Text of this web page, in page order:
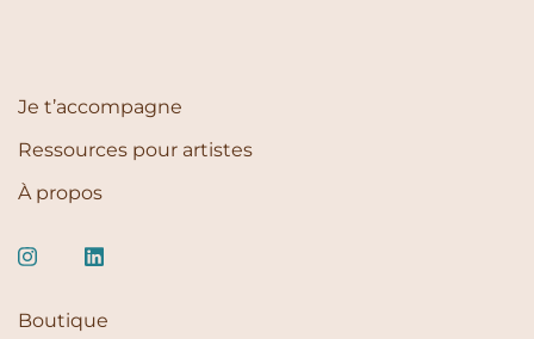
Je t’accompagne
Ressources pour artistes
À propos
Boutique